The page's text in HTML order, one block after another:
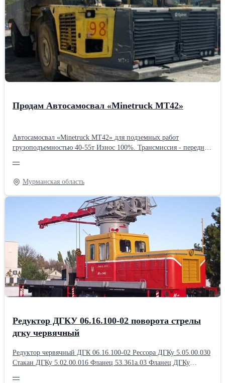
Продам Автосамосвал «Minetruck MT42»
Автосамосвал «Minetruck MT42» для подземных работ
грузоподъемностью 40-55т Износ 100%. Трансмиссия - передний
посадочных мест подшипников, присутствует утечка масла,
требуется капитальный ремонт; Рама – критический износ,
требуется замена; ГМП - значительный износ требуется ремонт.
—
Мурманская область
Редуктор ДГКУ 06.16.100-02 поворота стрелы
дгку червячный
Редуктор червячный ДГК 06.16.100-02 Рессора ДГКу 5.05.00.030
Стакан ДГКу 5.02.00.016 Фланец 53.361а.03 Фланец ДГКу
—